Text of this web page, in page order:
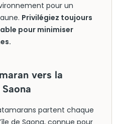
pour un
Privilégiez toujours
pour minimiser
vers la
partent chaque
de Saona, connue pour